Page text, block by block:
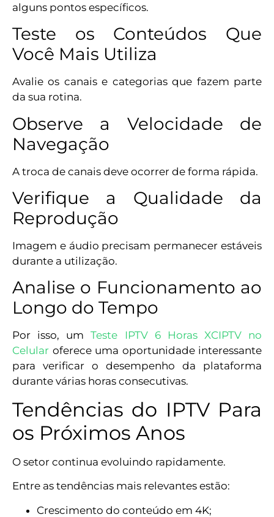
alguns pontos específicos.
Teste os Conteúdos Que
Você Mais Utiliza
Avalie os canais e categorias que fazem parte
da sua rotina.
Observe a Velocidade de
Navegação
A troca de canais deve ocorrer de forma rápida.
Verifique a Qualidade da
Reprodução
Imagem e áudio precisam permanecer estáveis
durante a utilização.
Analise o Funcionamento ao
Longo do Tempo
Por isso, umTeste IPTV 6 Horas XCIPTV no
Celular oferece uma oportunidade interessante
para verificar o desempenho da plataforma
durante várias horas consecutivas.
Tendências do IPTV Para
os Próximos Anos
O setor continua evoluindo rapidamente.
Entre as tendências mais relevantes estão:
Crescimento do conteúdo em 4K;